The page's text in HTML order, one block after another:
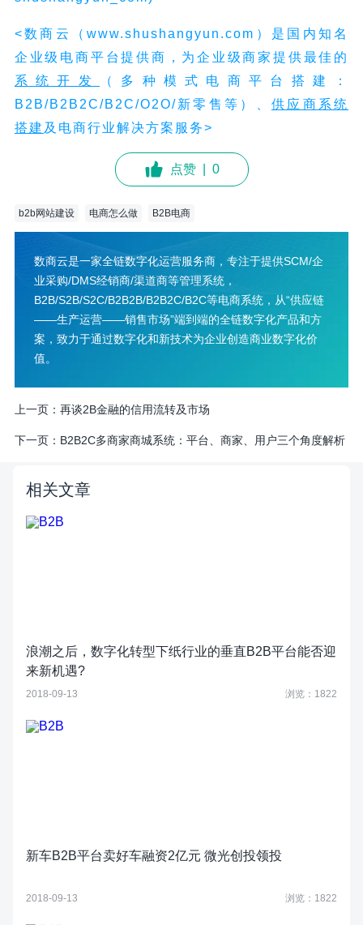
<数商云（www.shushangyun.com）是国内知名
企业级电商平台提供商，为企业级商家提供最佳的
系统开发
（多种模式电商平台搭建：
B2B/B2B2C/B2C/O2O/新零售等）、 供应商 系统
搭建 及电商行业解决方案服务>
点赞 0
b2b网站建设 电商怎么做 B2B电商
数商云是一家全链数字化运营服务商，专注于提供SCM/企
业采购/DMS经销商/渠道商等管理系统，
B2B/S2B/S2C/B2B2B/B2B2C/B2C等电商系统，从“供应链
——生产运营——销售市场”端到端的全链数字化产品和方
案，致力于通过数字化和新技术为企业创造商业数字化价
值。
上一页： 再谈2B金融的信用流转及市场
下一页： B2B2C多商家商城系统：平台、商家、用户三个角度解析
相关文章
浪潮之后，数字化转型下纸行业的垂直B2B平台能否迎
来新机遇?
2018-09-13 浏览：1822
新车B2B平台卖好车融资2亿元 微光创投领投
2018-09-13 浏览：1822